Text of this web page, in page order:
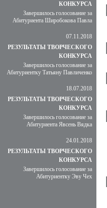
КОНКУРСА
Завершилось голосование за
Абитуриента Широбокова Павла
07.11.2018
РЕЗУЛЬТАТЫ ТВОРЧЕСКОГО
КОНКУРСА
Завершилось голосование за
Абитуриентку Татьяну Павличенко
18.07.2018
РЕЗУЛЬТАТЫ ТВОРЧЕСКОГО
КОНКУРСА
Завершилось голосование за
Абитуриента Явсень Вядка
24.01.2018
РЕЗУЛЬТАТЫ ТВОРЧЕСКОГО
КОНКУРСА
Завершилось голосование за
Абитуриентку Эву Чех